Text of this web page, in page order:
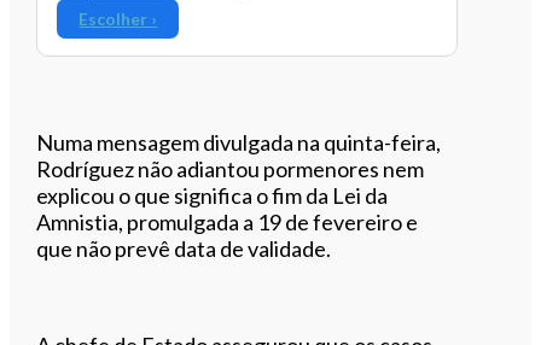
Escolher ›
Numa mensagem divulgada na quinta-feira,
Rodríguez não adiantou pormenores nem
explicou o que significa o fim da Lei da
Amnistia, promulgada a 19 de fevereiro e
que não prevê data de validade.